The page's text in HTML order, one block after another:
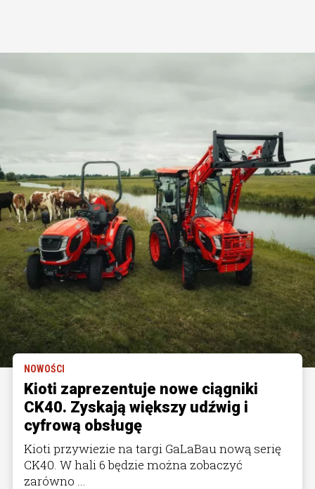
NOWOŚCI
Kioti zaprezentuje nowe ciągniki
CK40. Zyskają większy udźwig i
cyfrową obsługę
Kioti przywiezie na targi GaLaBau nową serię
CK40. W hali 6 będzie można zobaczyć
zarówno ...